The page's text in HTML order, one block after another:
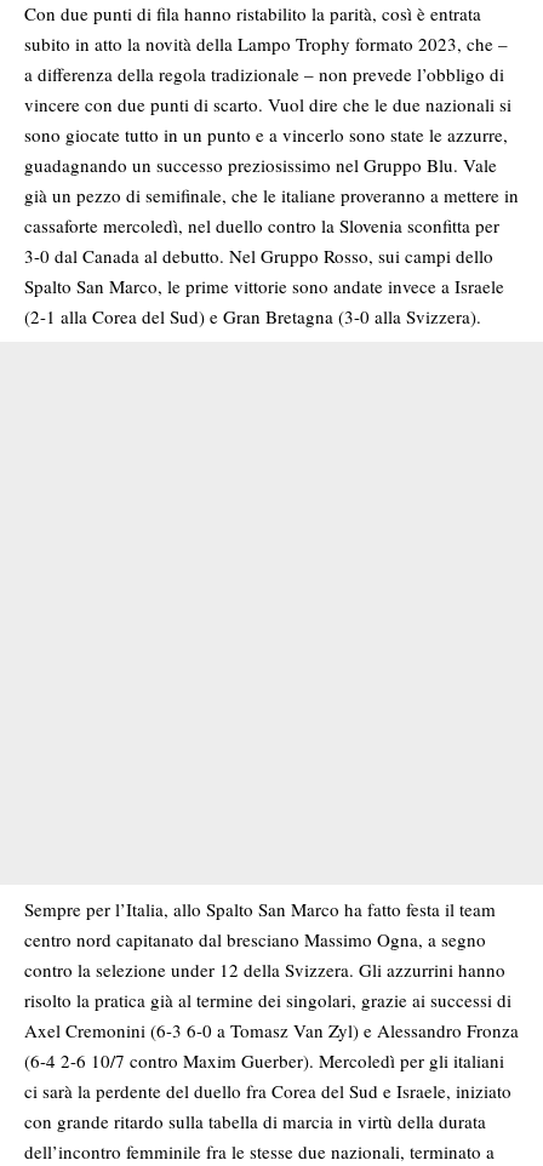
Con due punti di fila hanno ristabilito la parità, così è entrata
subito in atto la novità della Lampo Trophy formato 2023, che –
a differenza della regola tradizionale – non prevede l’obbligo di
vincere con due punti di scarto. Vuol dire che le due nazionali si
sono giocate tutto in un punto e a vincerlo sono state le azzurre,
guadagnando un successo preziosissimo nel Gruppo Blu. Vale
già un pezzo di semifinale, che le italiane proveranno a mettere in
cassaforte mercoledì, nel duello contro la Slovenia sconfitta per
3-0 dal Canada al debutto. Nel Gruppo Rosso, sui campi dello
Spalto San Marco, le prime vittorie sono andate invece a Israele
(2-1 alla Corea del Sud) e Gran Bretagna (3-0 alla Svizzera).
Sempre per l’Italia, allo Spalto San Marco ha fatto festa il team
centro nord capitanato dal bresciano Massimo Ogna, a segno
contro la selezione under 12 della Svizzera. Gli azzurrini hanno
risolto la pratica già al termine dei singolari, grazie ai successi di
Axel Cremonini (6-3 6-0 a Tomasz Van Zyl) e Alessandro Fronza
(6-4 2-6 10/7 contro Maxim Guerber). Mercoledì per gli italiani
ci sarà la perdente del duello fra Corea del Sud e Israele, iniziato
con grande ritardo sulla tabella di marcia in virtù della durata
dell’incontro femminile fra le stesse due nazionali, terminato a